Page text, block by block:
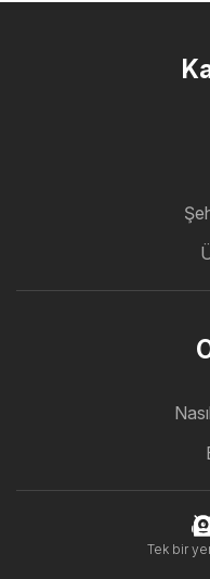
Tek bir